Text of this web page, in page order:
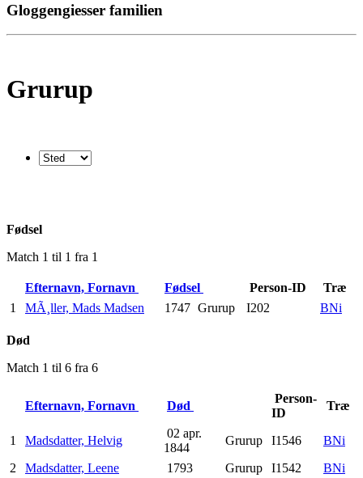
Gloggengiesser familien
Grurup
Fødsel
Match 1 til 1 fra 1
Efternavn, Fornavn Fødsel Person-ID
Træ
1
MÃ¸ller, Mads Madsen 1747 Grurup I202 BNi
Død
Match 1 til 6 fra 6
Efternavn, Fornavn Død
Person-
ID
Træ
1 Madsdatter, Helvig
02 apr.
1844
Grurup I1546
BNi
2
Madsdatter, Leene 1793 Grurup I1542 BNi